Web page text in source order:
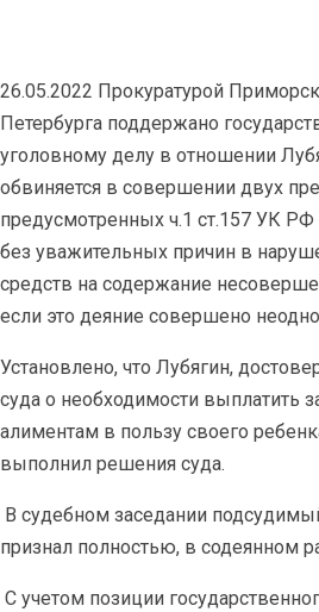
26.05.2022 Прокуратурой
Петербурга поддержано
уголовному делу в отношении
обвиняется в совершении двух
предусмотренных ч.1 ст.157 УК РФ
без уважительных причин в
средств на содержание
если это деяние совершено
Установлено, что Лубягин,
суда о необходимости выплатить
алиментам в пользу своего
выполнил решения суда.
В судебном заседании
признал полностью, в содеянном
С учетом позиции